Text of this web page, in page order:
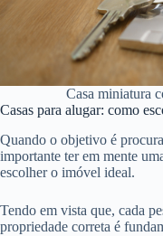
Casa miniatura
Casas para alugar: como
Quando o objetivo é
importante ter em mente
escolher o imóvel ideal.
Tendo em vista que, cada
propriedade correta é